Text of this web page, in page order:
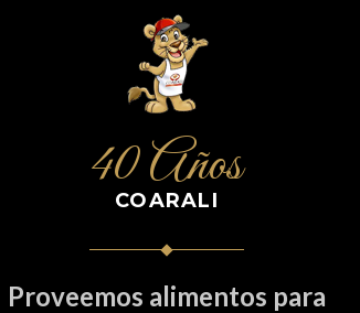
40 Años
COARALI
Proveemos alimentos para